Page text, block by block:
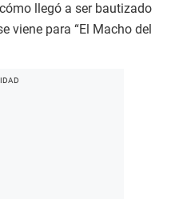
llegó a ser bautizado
viene para “El Macho del